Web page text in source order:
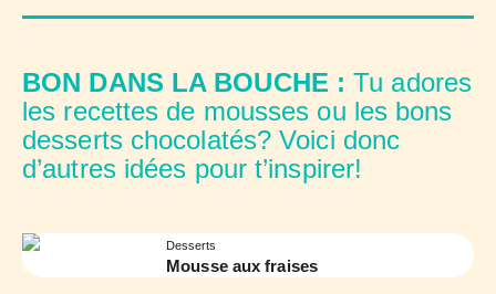
BON DANS LA BOUCHE : Tu adores
les recettes de mousses ou les bons
desserts chocolatés? Voici donc
d’autres idées pour t’inspirer!
Desserts
Mousse aux fraises